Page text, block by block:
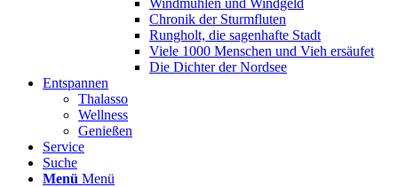
Windmühlen und Windgeld
Chronik der Sturmfluten
Rungholt, die sagenhafte Stadt
Viele 1000 Menschen und Vieh ersäufet
Die Dichter der Nordsee
Entspannen
Thalasso
Wellness
Genießen
Service
Suche
Menü Menü